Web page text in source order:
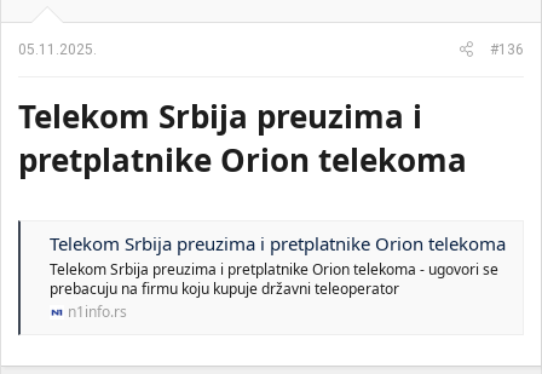
:
05.11.2025. #136
Telekom Srbija preuzima i
pretplatnike Orion telekoma
Telekom Srbija preuzima i pretplatnike Orion telekoma
Telekom Srbija preuzima i pretplatnike Orion telekoma - ugovori se
prebacuju na firmu koju kupuje državni teleoperator
n1info.rs